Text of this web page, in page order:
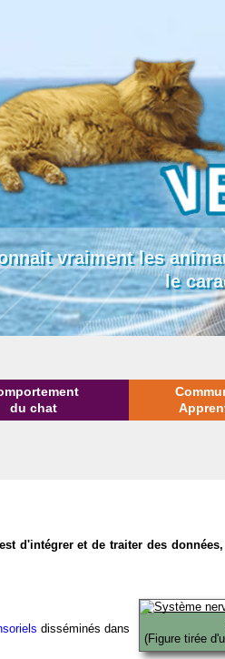
vraiment les
le
du chat
d'intégrer et de traiter des
(Figure tirée
disséminés dans